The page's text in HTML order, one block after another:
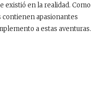
existió en la realidad. Como
contienen apasionantes
a estas aventuras.